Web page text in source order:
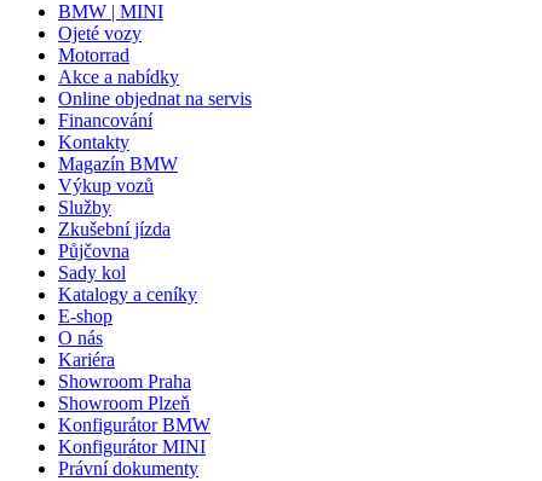
BMW | MINI
Ojeté vozy
Motorrad
Akce a nabídky
Online objednat na servis
Financování
Kontakty
Magazín BMW
Výkup vozů
Služby
Zkušební jízda
Půjčovna
Sady kol
Katalogy a ceníky
E-shop
O nás
Kariéra
Showroom Praha
Showroom Plzeň
Konfigurátor BMW
Konfigurátor MINI
Právní dokumenty